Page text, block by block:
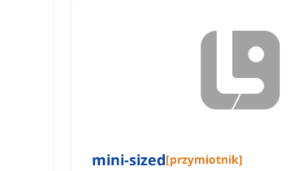
mini-sized[przymiotnik]